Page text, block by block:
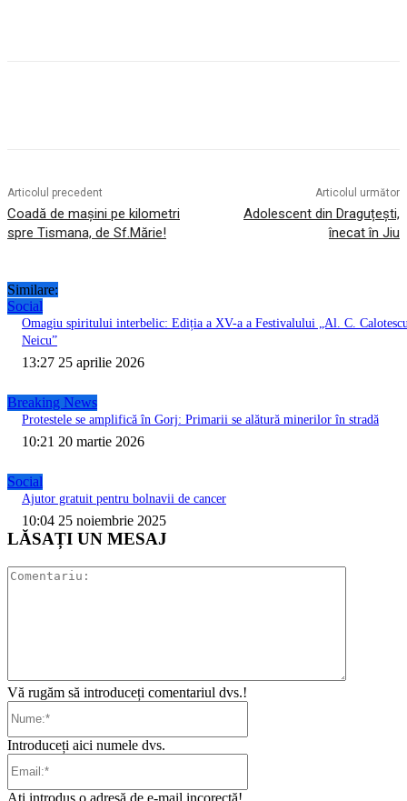
Articolul precedent
Coadă de mașini pe kilometri
spre Tismana, de Sf.Mărie!
Articolul următor
Adolescent din Draguțești,
înecat în Jiu
Similare:
Social
Omagiu spiritului interbelic: Ediția a XV-a a Festivalului „Al. C.
Neicu”
13:27 25 aprilie 2026
Breaking News
Protestele se amplifică în Gorj: Primarii se alătură minerilor în stradă
10:21 20 martie 2026
Social
Ajutor gratuit pentru bolnavii de cancer
10:04 25 noiembrie 2025
LĂSAȚI UN MESAJ
Vă rugăm să introduceți comentariul dvs.!
Introduceți aici numele dvs.
Ați introdus o adresă de e-mail incorectă!